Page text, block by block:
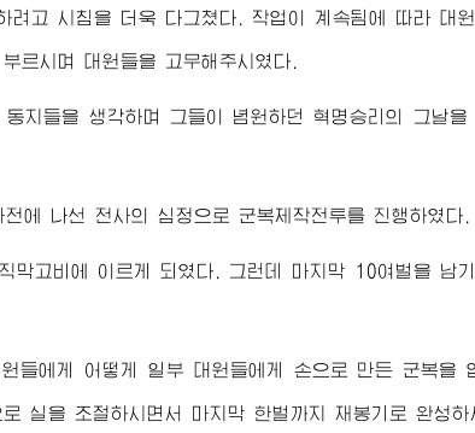
려고 시침을 더욱 다그쳤다. 작업이 계속됨에 따라 대
르시며 대원들을 고무해주시였다.
지들을 생각하며 그들이 념원하던 혁명승리의 그날을
에 나선 전사의 심정으로 군복제작전투를 진행하였다.
고비에 이르게 되였다. 그런데 마지막 10여벌을 남기
들에게 어떻게 일부 대원들에게 손으로 만든 군복을
실을 조절하시면서 마지막 한벌까지 재봉기로 완성하